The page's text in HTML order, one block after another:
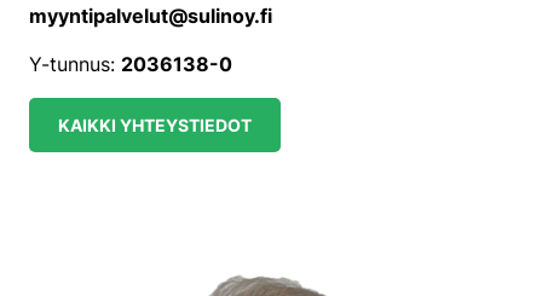
myyntipalvelut@sulinoy.fi
Y-tunnus: 2036138-0
KAIKKI YHTEYSTIEDOT